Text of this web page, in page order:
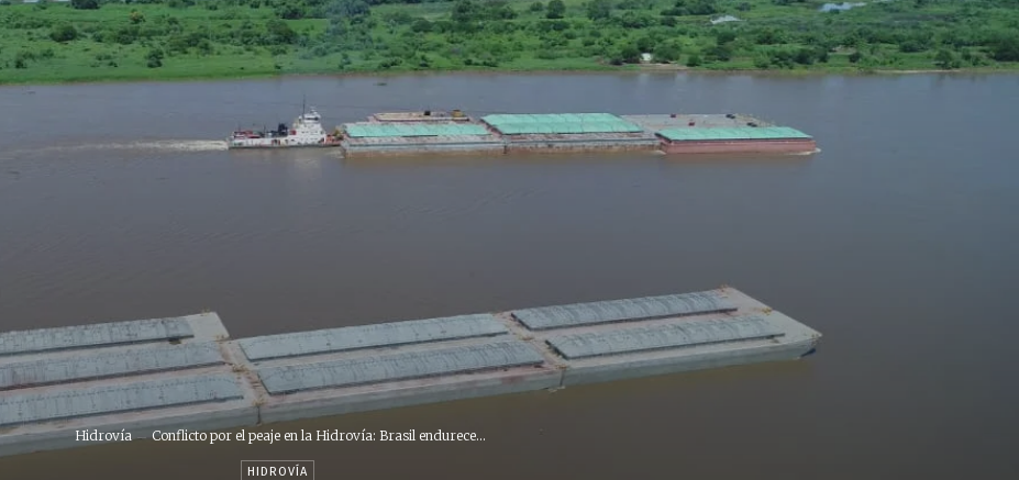
Hidrovía Conflicto por el peaje en la Hidrovía: Brasil endurece...
HIDROVÍA